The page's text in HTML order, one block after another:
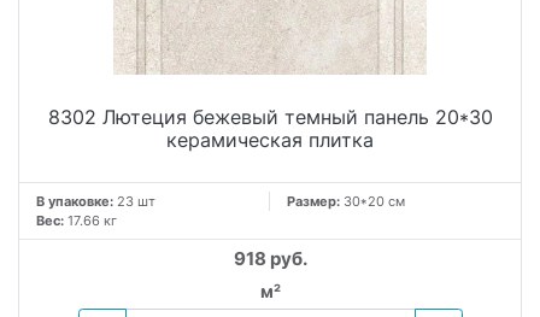
8302 Лютеция бежевый темный панель 20*30
керамическая плитка
В упаковке: 23 шт Размер: 30*20 см
Вес: 17.66 кг
918 руб.
м²